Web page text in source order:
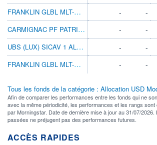
FRANKLIN GLBL MLT-ASST INC N(ACC) USD-H1
- -
CARMIGNAC PF PATRIMOINE INCOME E USD HDG
- -
UBS (LUX) SICAV 1 ALL ROUNDER$ USD I-X A
- -
FRANKLIN GLBL MLT-ASST INC A(MDIS)USD-H1
- -
Tous les fonds de la catégorie : Allocation USD
Afin de comparer les performances entre les fonds qui ne
avec la même périodicité, les performances et les rangs
par Morningstar. Date de dernière mise à jour au 31/07/
passées ne préjugent pas des performances futures.
ACCÈS RAPIDES